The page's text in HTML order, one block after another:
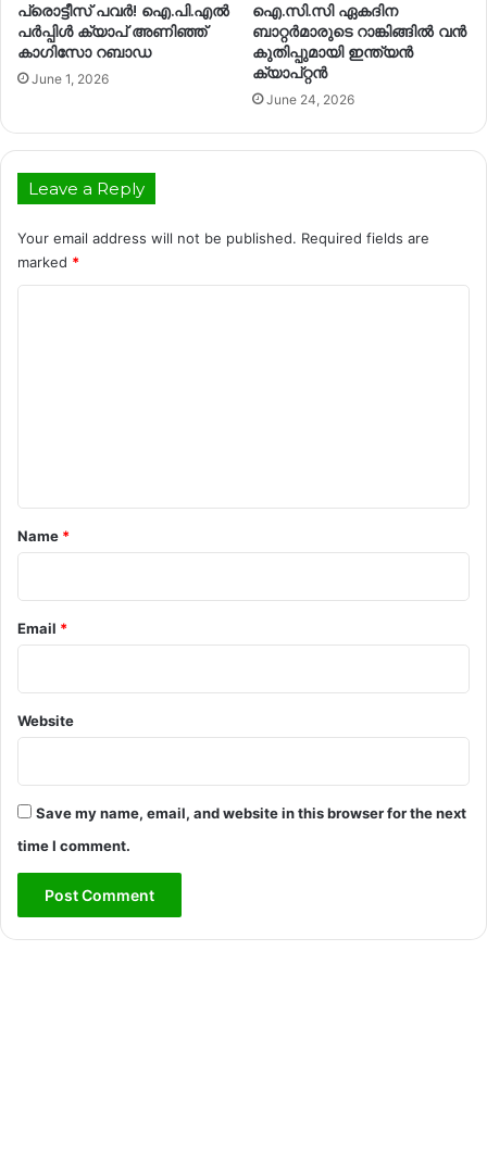
പ്രൊട്ടീസ് പവർ! ഐ.പി.എൽ
പർപ്പിൾ ക്യാപ് അണിഞ്ഞ്
കാഗിസോ റബാഡ
June 1, 2026
ഐ.സി.സി ഏകദിന
ബാറ്റർമാരുടെ റാങ്കിങ്ങിൽ വൻ
കുതിപ്പുമായി ഇന്ത്യൻ
ക്യാപ്റ്റൻ
June 24, 2026
Leave a Reply
Your email address will not be published. Required fields are
marked *
*
Name *
Email *
Website
Save my name, email, and website in this browser for the next
time I comment.